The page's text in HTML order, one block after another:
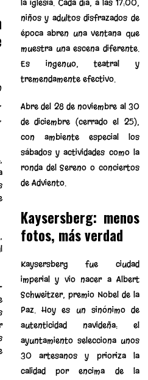
,
,
la iglesia. Cada día, a las 17:00,
niños y adultos disfrazados de
época abren una ventana que
muestra una escena diferente.
Es ingenuo, teatral y
tremendamente efectivo.
Abre del 28 de noviembre al 30
de diciembre (cerrado el 25),
con ambiente especial los
sábados y actividades como la
ronda del Sereno o conciertos
de Adviento.
Kaysersberg: menos
fotos, más verdad
Kaysersberg fue ciudad
imperial y vio nacer a Albert
Schweitzer, premio Nobel de la
Paz. Hoy es un sinónimo de
autenticidad navideña: el
ayuntamiento selecciona unos
30 artesanos y prioriza la
calidad por encima de la